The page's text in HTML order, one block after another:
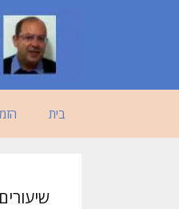
בית
שיעורים